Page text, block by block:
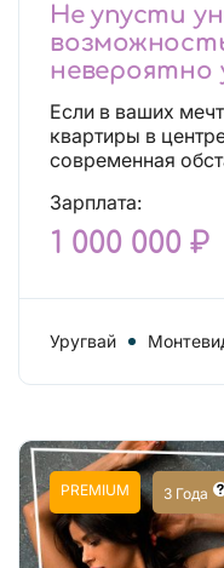
Не упусти
невероятно
независимой!
Если в ваших
квартиры в
современная
Зарплата:
1 000 000 ₽
Уругвай
PREMIUM 3 Года